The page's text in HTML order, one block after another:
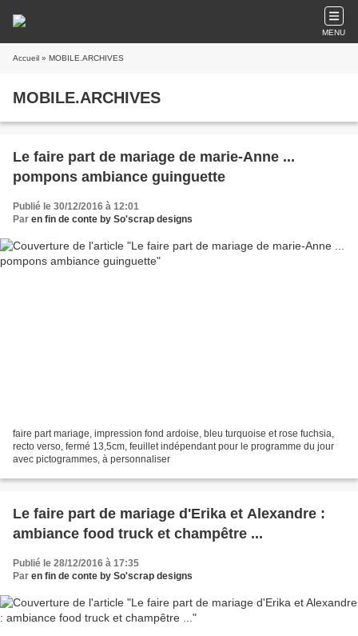
MENU
Accueil » MOBILE.ARCHIVES
MOBILE.ARCHIVES
Le faire part de mariage de marie-Anne ...
pompons ambiance guinguette
Publié le 30/12/2016 à 12:01
Par en fin de conte by So'scrap designs
faire part mariage, impression fond ardoise, bleu turquoise et rose fuchsia,
recto verso, fermé 13,5cm, feuillet indépendant pour le programme du jour
avec pictogrammes, à personnaliser
Le faire part de mariage d'Erika et Alexandre :
ambiance food truck et champêtre ...
Publié le 28/12/2016 à 17:35
Par en fin de conte by So'scrap designs